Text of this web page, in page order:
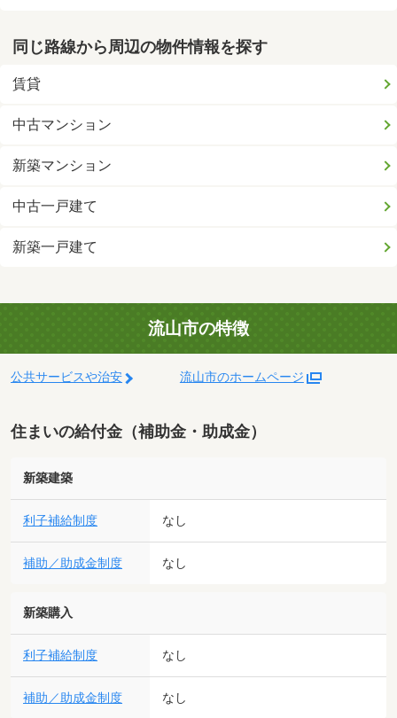
同じ路線から周辺の物件情報を探す
賃貸
中古マンション
新築マンション
中古一戸建て
新築一戸建て
流山市の特徴
公共サービスや治安 流山市のホームページ
住まいの給付金（補助金・助成金）
新築建築
利子補給制度 なし
補助／助成金制度 なし
新築購入
利子補給制度 なし
補助／助成金制度 なし